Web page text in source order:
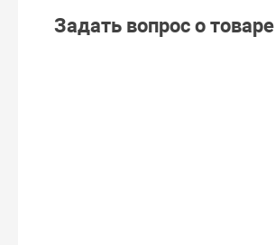
Задать вопрос о товаре